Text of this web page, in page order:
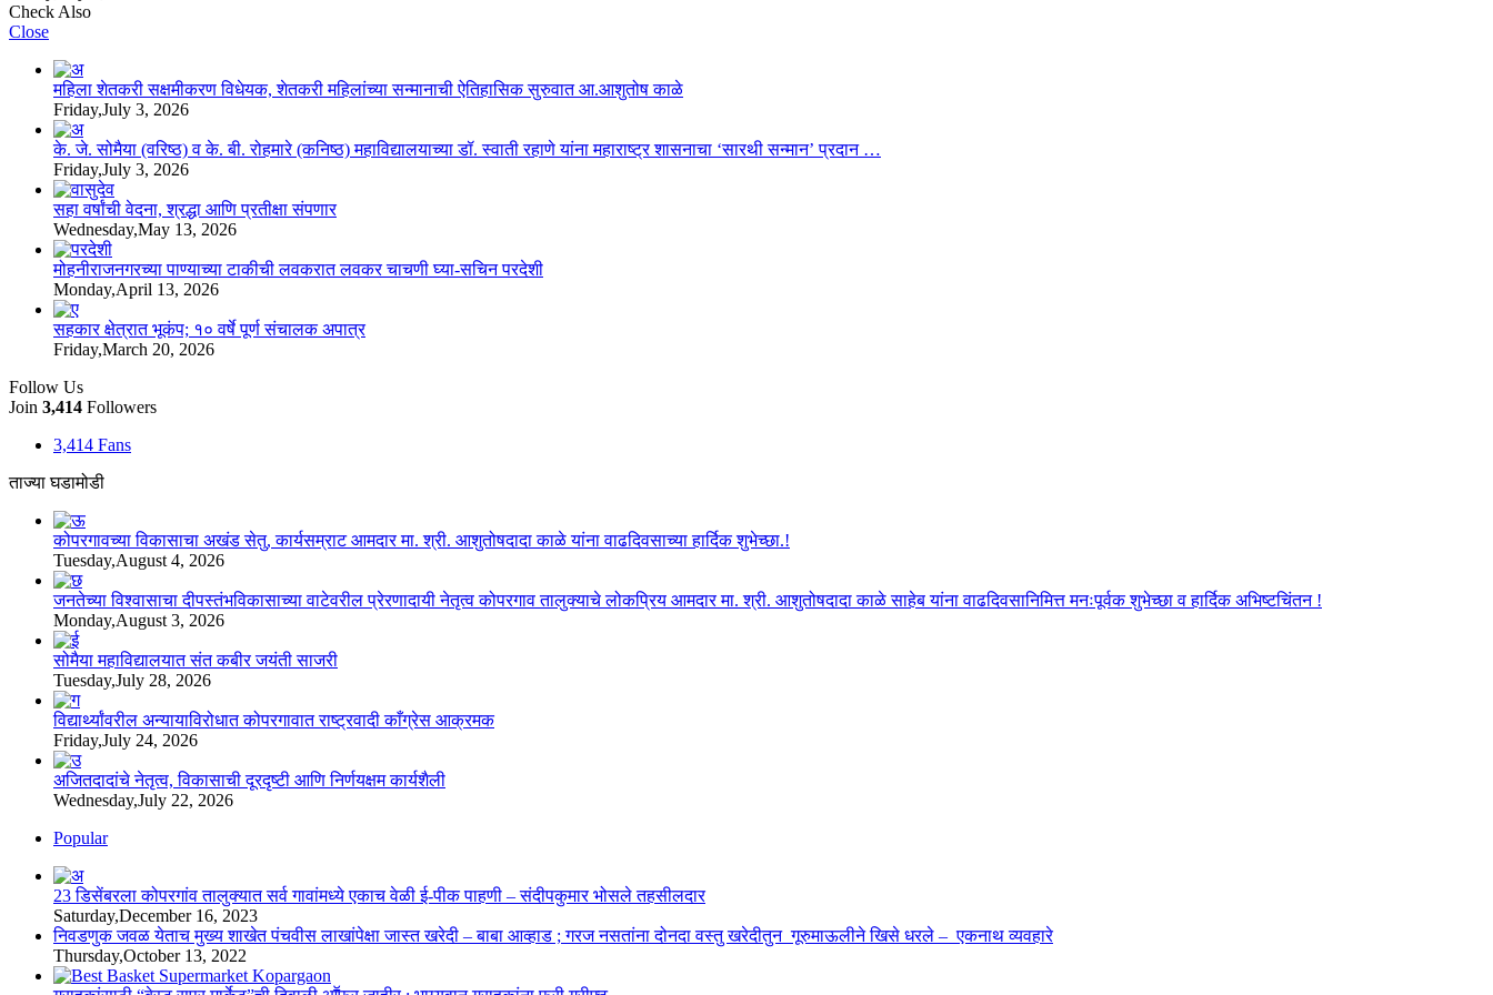
Check Also
Close
महिला शेतकरी सक्षमीकरण विधेयक, शेतकरी महिलांच्या सन्मानाची ऐतिहासिक सुरुवात आ.आशुतोष काळे
Friday,July 3, 2026
के. जे. सोमैया (वरिष्ठ) व के. बी. रोहमारे (कनिष्ठ) महाविद्यालयाच्या डॉ. स्वाती रहाणे यांना महाराष्ट्र शासनाचा ‘सारथी सन्मान’ प्रदान …
Friday,July 3, 2026
सहा वर्षांची वेदना, श्रद्धा आणि प्रतीक्षा संपणार
Wednesday,May 13, 2026
मोहनीराजनगरच्या पाण्याच्या टाकीची लवकरात लवकर चाचणी घ्या-सचिन परदेशी
Monday,April 13, 2026
सहकार क्षेत्रात भूकंप; १० वर्षे पूर्ण संचालक अपात्र
Friday,March 20, 2026
Follow Us
Join 3,414 Followers
3,414 Fans
ताज्या घडामोडी
कोपरगावच्या विकासाचा अखंड सेतु, कार्यसम्राट आमदार मा. श्री. आशुतोषदादा काळे यांना वाढदिवसाच्या हार्दिक शुभेच्छा.!
Tuesday,August 4, 2026
जनतेच्या विश्वासाचा दीपस्तंभविकासाच्या वाटेवरील प्रेरणादायी नेतृत्व कोपरगाव तालुक्याचे लोकप्रिय आमदार मा. श्री. आशुतोषदादा काळे साहेब यांना वाढदिवसानिमित्त मनःपूर्वक शुभेच्छा व हार्दिक अभिष्टचिंतन !
Monday,August 3, 2026
सोमैया महाविद्यालयात संत कबीर जयंती साजरी
Tuesday,July 28, 2026
विद्यार्थ्यांवरील अन्यायाविरोधात कोपरगावात राष्ट्रवादी काँग्रेस आक्रमक
Friday,July 24, 2026
अजितदादांचे नेतृत्व, विकासाची दूरदृष्टी आणि निर्णयक्षम कार्यशैली
Wednesday,July 22, 2026
Popular
23 डिसेंबरला कोपरगांव तालुक्‍यात सर्व गावांमध्ये एकाच वेळी ई-पीक पाहणी – संदीपकुमार भोसले तहसीलदार
Saturday,December 16, 2023
निवडणुक जवळ येताच मुख्य शाखेत पंचवीस लाखांपेक्षा जास्त खरेदी – बाबा आव्हाड ; गरज नसतांना दोनदा वस्तु खरेदीतुन गूरुमाऊलीने खिसे धरले – एकनाथ व्यवहारे
Thursday,October 13, 2022